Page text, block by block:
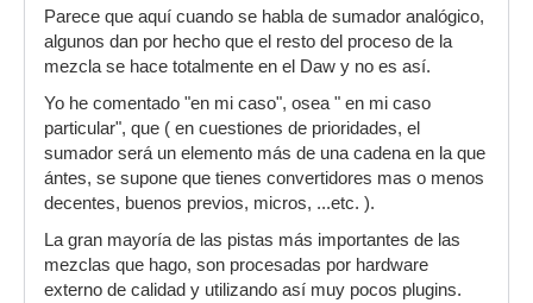
Parece que aquí cuando se habla de sumador analógico,
algunos dan por hecho que el resto del proceso de la
mezcla se hace totalmente en el Daw y no es así.
Yo he comentado "en mi caso", osea " en mi caso
particular", que ( en cuestiones de prioridades, el
sumador será un elemento más de una cadena en la que
ántes, se supone que tienes convertidores mas o menos
decentes, buenos previos, micros, ...etc. ).
La gran mayoría de las pistas más importantes de las
mezclas que hago, son procesadas por hardware
externo de calidad y utilizando así muy pocos plugins.